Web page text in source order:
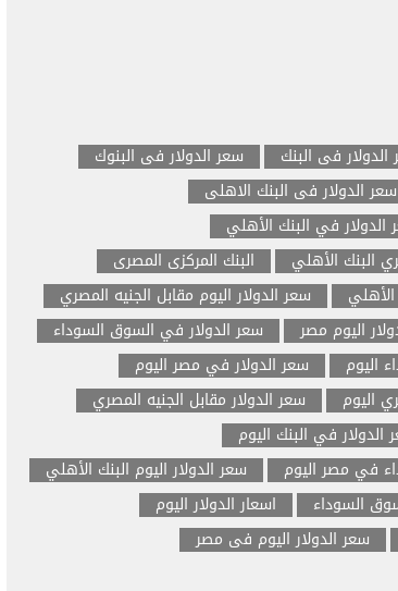
فى البنك
سعر الدولار فى البنوك
سعر الدولار فى البنك الاهلى
الدولار في البنك الأهلي
البنك الأهلي
البنك المركزى المصرى
الأهلي
سعر الدولار اليوم مقابل الجنيه المصري
اليوم مصر
سعر الدولار في السوق السوداء
اليوم
سعر الدولار في مصر اليوم
اليوم
سعر الدولار مقابل الجنيه المصري
الدولار في البنك اليوم
في مصر اليوم
سعر الدولار اليوم البنك الأهلي
السوداء
اسعار الدولار اليوم
سعر الدولار اليوم فى مصر